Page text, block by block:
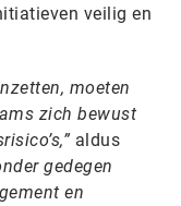
veilig en
moeten
zich bewust
aldus
gedegen
en